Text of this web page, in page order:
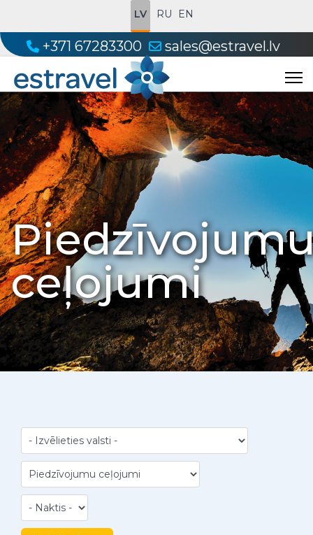
LV RU EN
+371 67283300 sales@estravel.lv
ceļojumi